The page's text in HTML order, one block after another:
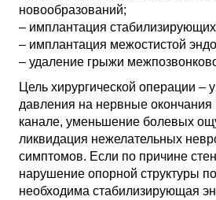
новообразований;
– имплантация
– имплантация межостистой
– удаление грыжи
Цель хирургической операции –
давления на нервные окончания
канале, уменьшение болевых
ликвидация нежелательных
симптомов. Если по причине
нарушение опорной структуры
необходима стабилизирующая